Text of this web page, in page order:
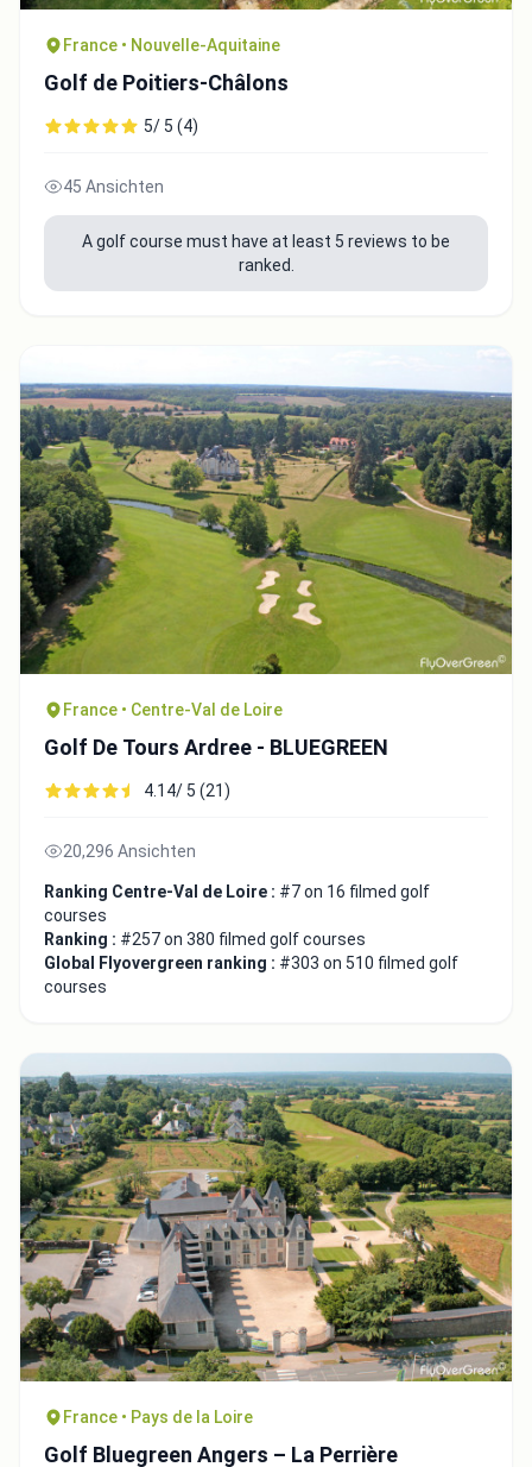
France • Nouvelle-Aquitaine
Golf de Poitiers-Châlons
5/ 5 (4)
45 Ansichten
A golf course must have at least 5 reviews to be
ranked.
France • Centre-Val de Loire
Golf De Tours Ardree - BLUEGREEN
4.14/ 5 (21)
20,296 Ansichten
Ranking Centre-Val de Loire : #7 on 16 filmed golf
courses
Ranking : #257 on 380 filmed golf courses
Global Flyovergreen ranking : #303 on 510 filmed golf
courses
France • Pays de la Loire
Golf Bluegreen Angers – La Perrière